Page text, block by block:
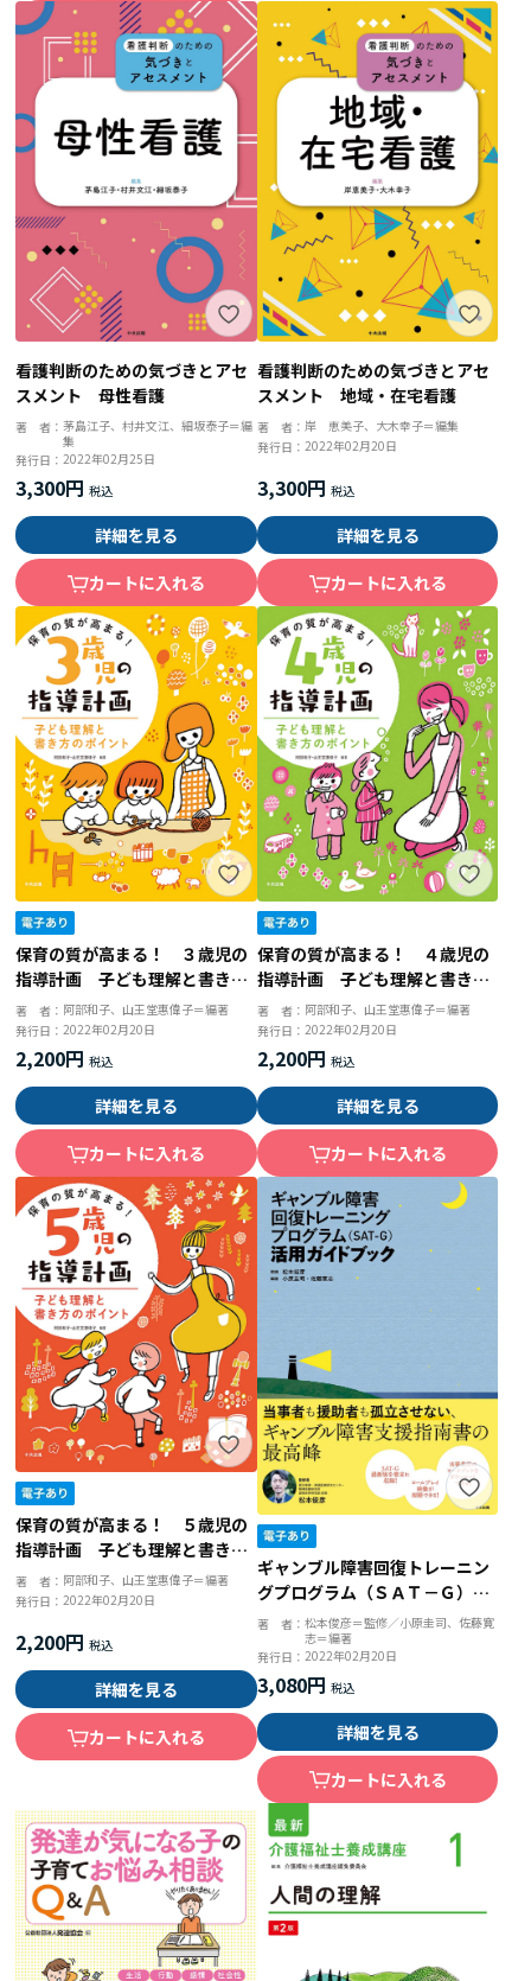
看護判断のための気づきとアセ
スメント 母性看護
著 者：茅島江子、村井文江、細坂泰子＝編
集
発行日：2022年02月25日
3,300円
詳細を見る
カートに入れる
看護判断のための気づきとアセ
スメント 地域・在宅看護
著 者： 岸 恵美子、大木幸子＝編集
発行日： 2022年02月20日
3,300円
詳細を見る
カートに入れる
保育の質が高まる！ ３歳児の
指導計画 子ども理解と書き方
のポイント
著 者： 阿部和子、山王堂惠偉子＝編著
発行日：2022年02月20日
2,200円
詳細を見る
カートに入れる
保育の質が高まる！ ４歳児の
指導計画 子ども理解と書き方
のポイント
著 者： 阿部和子、山王堂惠偉子＝編著
発行日： 2022年02月20日
2,200円
詳細を見る
カートに入れる
保育の質が高まる！ ５歳児の
指導計画 子ども理解と書き方
のポイント
著 者： 阿部和子、山王堂惠偉子＝編著
発行日：2022年02月20日
2,200円
詳細を見る
カートに入れる
ギャンブル障害回復トレーニン
グプログラム（ＳＡＴ－Ｇ）活
用ガイドブック
著 者： 松本俊彦＝監修／小原圭司、佐藤寛
志＝編著
発行日： 2022年02月20日
3,080円
詳細を見る
カートに入れる